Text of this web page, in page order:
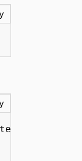
Col1 from